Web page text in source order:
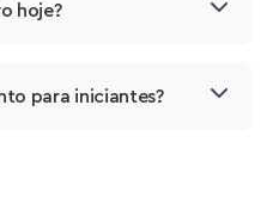
hoje?
para iniciantes?